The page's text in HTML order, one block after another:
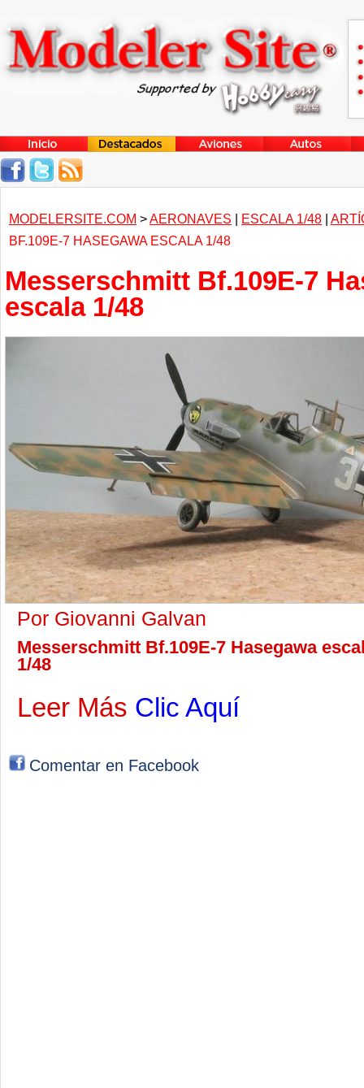
MODELERSITE.COM >AERONAVES | ESCALA 1/48 |
BF.109E-7 HASEGAWA ESCALA 1/48
Messerschmitt Bf.109E-7
escala 1/48
Por Giovanni Galvan
Messerschmitt Bf.109E-7 Hasegawa
1/48
Leer Más Clic Aquí
Comentar en Facebook